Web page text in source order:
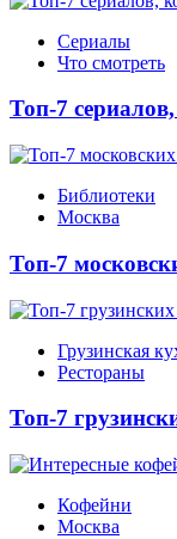
Сериалы
Что смотреть
Топ-7
Библиотеки
Москва
Топ-7
Грузинская
Рестораны
Топ-7
Кофейни
Москва